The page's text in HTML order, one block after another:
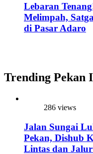
Lebaran
Melimpah,
di Pasar Adaro
Trending Pekan
286 views
Jalan Sungai
Pekan, Dishub
Lintas dan